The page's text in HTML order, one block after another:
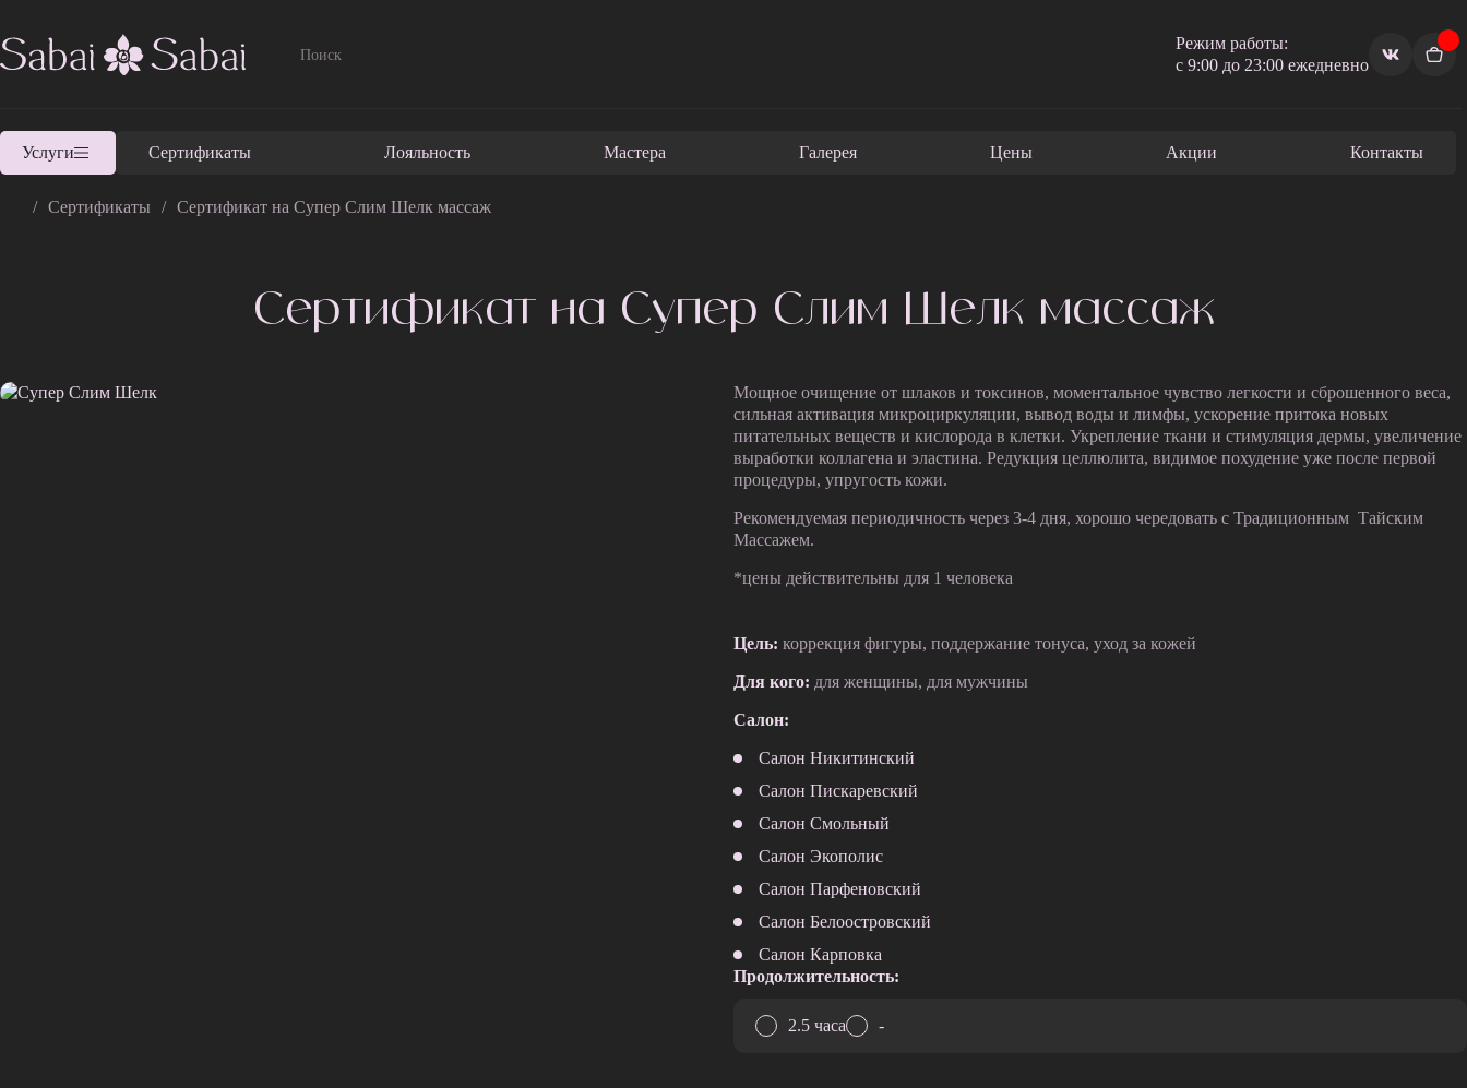
Режим работы:
с 9:00 до 23:00 ежедневно
Услуги Сертификаты Лояльность Мастера Галерея Цены Акции Контакты
Сертификаты Сертификат на Супер Слим Шелк массаж
Сертификат на Супер Слим Шелк массаж
Мощное очищение от шлаков и токсинов, моментальное чувство легкости и сброшенного веса,
сильная активация микроциркуляции, вывод воды и лимфы, ускорение притока новых
питательных веществ и кислорода в клетки. Укрепление ткани и стимуляция дермы, увеличение
выработки коллагена и эластина. Редукция целлюлита, видимое похудение уже после первой
процедуры, упругость кожи.
Рекомендуемая периодичность через 3-4 дня, хорошо чередовать с Традиционным Тайским
Массажем.
*цены действительны для 1 человека
Цель: коррекция фигуры, поддержание тонуса, уход за кожей
Для кого: для женщины, для мужчины
Салон:
Салон Никитинский
Салон Пискаревский
Салон Смольный
Салон Экополис
Салон Парфеновский
Салон Белоостровский
Салон Карповка
Продолжительность:
2.5 часа -